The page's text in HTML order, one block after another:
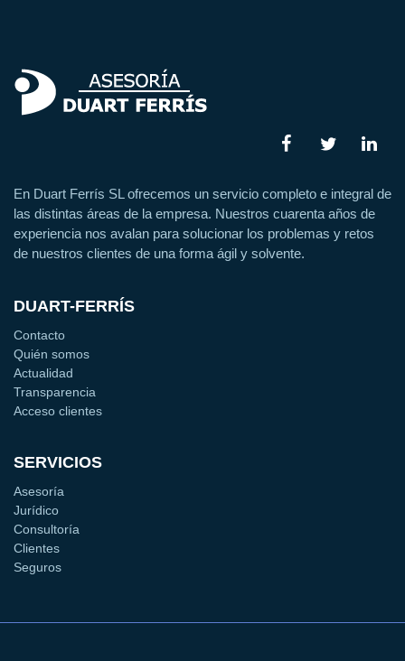
En Duart Ferrís SL ofrecemos un servicio completo e integral de
las distintas áreas de la empresa. Nuestros cuarenta años de
experiencia nos avalan para solucionar los problemas y retos
de nuestros clientes de una forma ágil y solvente.
DUART-FERRÍS
Contacto
Quién somos
Actualidad
Transparencia
Acceso clientes
SERVICIOS
Asesoría
Jurídico
Consultoría
Clientes
Seguros